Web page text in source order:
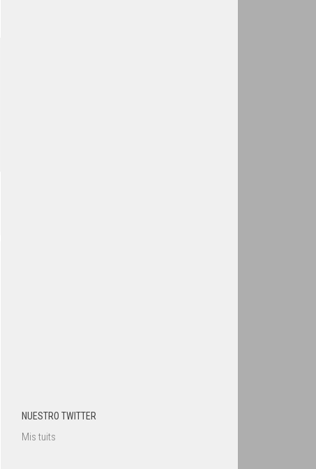
NUESTRO TWITTER
Mis tuits